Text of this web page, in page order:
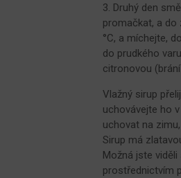
3. Druhý den
promačkat, a do
°C, a míchejte,
do prudkého
citronovou
Vlažný sirup
uchovávejte ho
uchovat na
Sirup má
Možná jste
prostřednictvím